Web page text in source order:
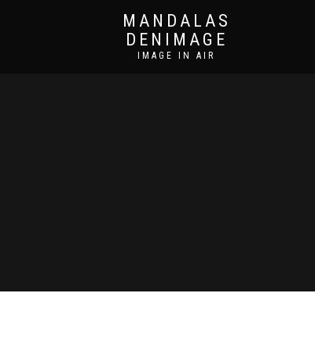
MANDALAS
DENIMAGE
IMAGE IN AIR